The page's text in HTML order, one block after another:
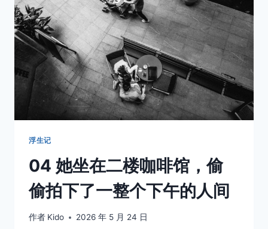
三
十
年，
却
始
终
觉
得
自
路
过
浮生记
04 她坐在二楼咖啡馆，偷
偷拍下了一整个下午的人间
作者 Kido 2026 年 5 月 24 日